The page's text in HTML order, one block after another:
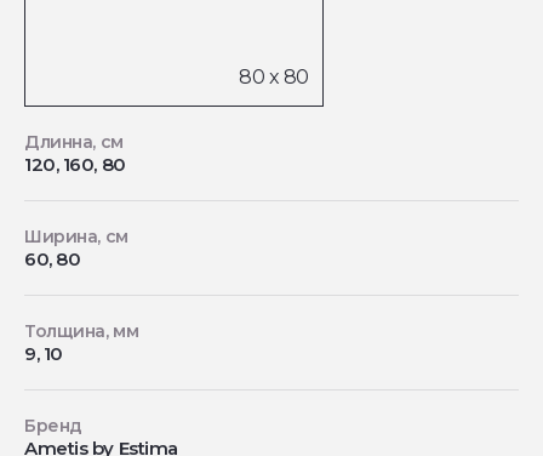
Длинна, см
120, 160, 80
Ширина, см
60, 80
Толщина, мм
9, 10
Бренд
Ametis by Estima